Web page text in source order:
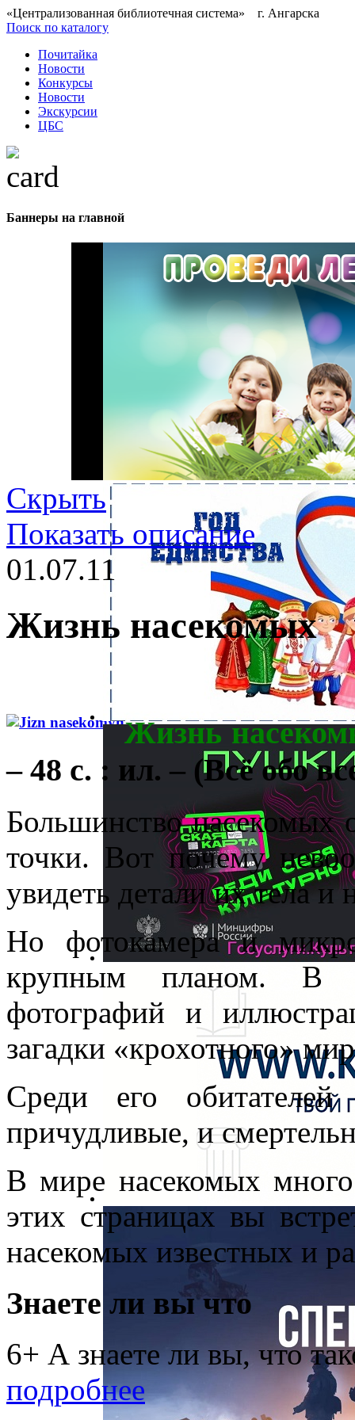
«Централизованная библиотечная система» г. Ангарска
Поиск по каталогу
Почитайка
Новости
Конкурсы
Новости
Экскурсии
ЦБС
Баннеры на главной
Скрыть
Показать описание
01.07.11
Жизнь насекомых
Жизнь
– 48 с. : ил. – (Всё обо
Большинство
точки. Вот почему
увидеть детали их тела
Но фотокамера и
крупным планом. В
фотографий и
загадки «крохотного»
Среди его
причудливые, и
В мире насекомых много
этих страницах вы
насекомых известных и
Знаете ли вы что
6+ А знаете ли вы, что
подробнее